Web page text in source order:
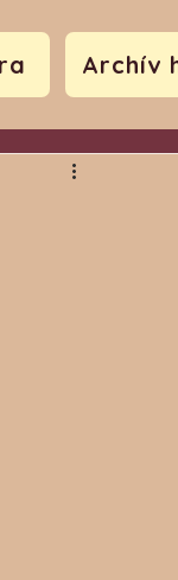
Archív